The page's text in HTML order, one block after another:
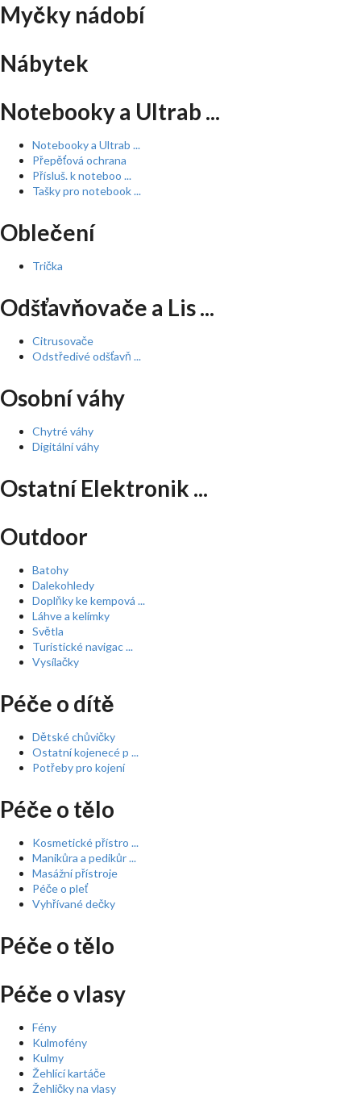
Myčky nádobí
Nábytek
Notebooky a Ultrab ...
Notebooky a Ultrab ...
Přepěťová ochrana
Přísluš. k noteboo ...
Tašky pro notebook ...
Oblečení
Trička
Odšťavňovače a Lis ...
Citrusovače
Odstředivé odšťavň ...
Osobní váhy
Chytré váhy
Digitální váhy
Ostatní Elektronik ...
Outdoor
Batohy
Dalekohledy
Doplňky ke kempová ...
Láhve a kelímky
Světla
Turistické navigac ...
Vysílačky
Péče o dítě
Dětské chůvičky
Ostatní kojenecé p ...
Potřeby pro kojení
Péče o tělo
Kosmetické přístro ...
Manikůra a pedikůr ...
Masážní přístroje
Péče o pleť
Vyhřívané dečky
Péče o tělo
Péče o vlasy
Fény
Kulmofény
Kulmy
Žehlící kartáče
Žehličky na vlasy